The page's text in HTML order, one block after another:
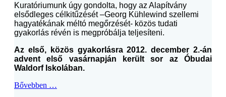
Kuratóriumunk úgy gondolta, hogy az Alapítvány
elsődleges célkitűzését –Georg Kühlewind szellemi
hagyatékának méltó megőrzését- közös tudati
gyakorlás révén is megpróbálja teljesíteni.
Az első, közös gyakorlásra 2012. december 2.-án
advent első vasárnapján került sor az Óbudai
Waldorf Iskolában.
Bővebben …